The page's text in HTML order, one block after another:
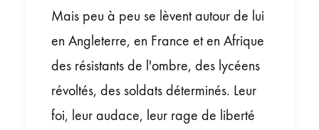
Mais peu à peu se lèvent autour de lui
en Angleterre, en France et en Afrique
des résistants de l'ombre, des lycéens
révoltés, des soldats déterminés. Leur
foi, leur audace, leur rage de liberté